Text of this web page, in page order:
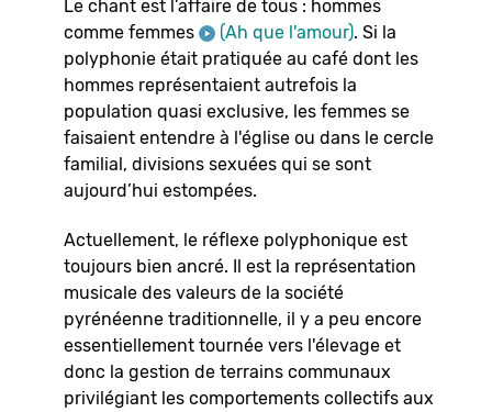
Le chant est l’affaire de tous : hommes
comme femmes
(Ah que l'amour). Si la
polyphonie était pratiquée au café dont les
hommes représentaient autrefois la
population quasi exclusive, les femmes se
faisaient entendre à l'église ou dans le cercle
familial, divisions sexuées qui se sont
aujourd’hui estompées.
Actuellement, le réflexe polyphonique est
toujours bien ancré. Il est la représentation
musicale des valeurs de la société
pyrénéenne traditionnelle, il y a peu encore
essentiellement tournée vers l'élevage et
donc la gestion de terrains communaux
privilégiant les comportements collectifs aux